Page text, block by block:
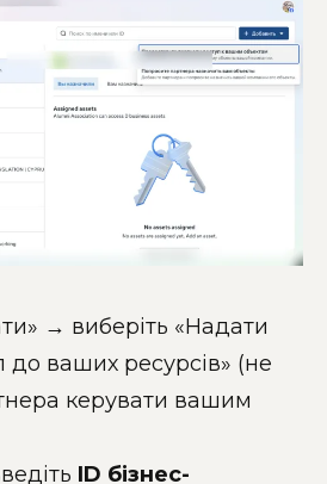
→ виберіть «Надати
до ваших ресурсів» (не
керувати вашим
ID бізнес-